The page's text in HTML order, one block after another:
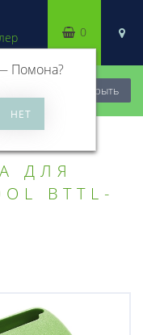
Закрыть
Помона?
0
ДЛЯ
BTTL-